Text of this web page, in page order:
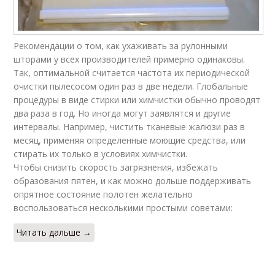
Рекомендации о том, как ухаживать за рулонными
шторами у всех производителей примерно одинаковы.
Так, оптимальной считается частота их периодической
очистки пылесосом один раз в две недели. Глобальные
процедуры в виде стирки или химчистки обычно проводят
два раза в год. Но иногда могут заявлятся и другие
интервалы. Например, чистить тканевые жалюзи раз в
месяц, применяя определенные моющие средства, или
стирать их только в условиях химчистки.
Чтобы снизить скорость загрязнения, избежать
образования пятен, и как можно дольше поддерживать
опрятное состояние полотен желательно
воспользоваться несколькими простыми советами:
Читать дальше →